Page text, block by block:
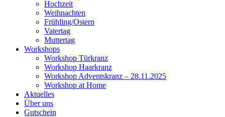
Hochzeit
Weihnachten
Frühling/Ostern
Vatertag
Muttertag
Workshops
Workshop Türkranz
Workshop Haarkranz
Workshop Adventskranz – 28.11.2025
Workshop at Home
Aktuelles
Über uns
Gutschein